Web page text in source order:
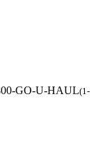
GO-U-HAUL(1-